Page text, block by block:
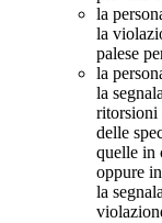
la
la
palese
la
la
ritorsioni
delle
quelle in
oppure
la